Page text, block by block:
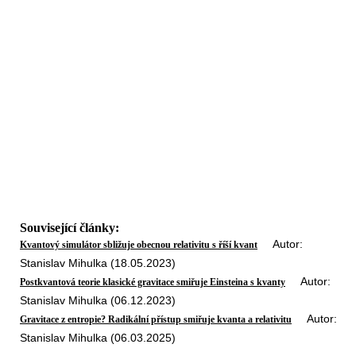
Související články:
Kvantový simulátor sbližuje obecnou relativitu s říší kvant Autor:
Stanislav Mihulka (18.05.2023)
Postkvantová teorie klasické gravitace smiřuje Einsteina s kvanty Autor:
Stanislav Mihulka (06.12.2023)
Gravitace z entropie? Radikální přístup smiřuje kvanta a relativitu
Autor:
Stanislav Mihulka (06.03.2025)